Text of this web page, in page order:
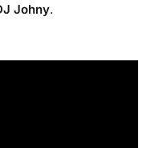
Johny.